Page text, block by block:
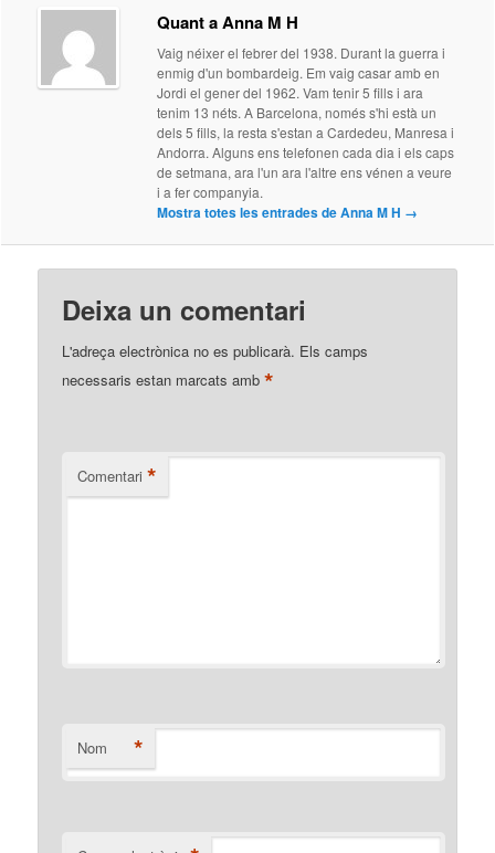
Quant a Anna M H
Vaig néixer el febrer del 1938. Durant la guerra i
enmig d'un bombardeig. Em vaig casar amb en
Jordi el gener del 1962. Vam tenir 5 fills i ara
tenim 13 néts. A Barcelona, només s'hi està un
dels 5 fills, la resta s'estan a Cardedeu, Manresa i
Andorra. Alguns ens telefonen cada dia i els caps
de setmana, ara l'un ara l'altre ens vénen a veure
i a fer companyia.
Mostra totes les entrades de Anna M H →
Deixa un comentari
L'adreça electrònica no es publicarà. Els camps
necessaris estan marcats amb*
Comentari *
Nom *